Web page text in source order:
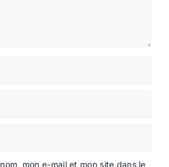
mon e-mail et mon site dans le